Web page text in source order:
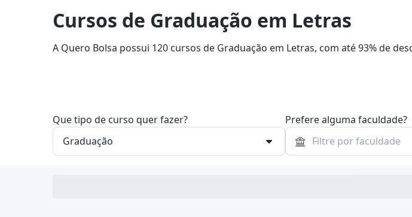
Cursos de Graduação em Letras
A Quero Bolsa possui 120 cursos de Graduação em Letras, com até 93% de
Que tipo de curso quer fazer? Prefere alguma faculdade?